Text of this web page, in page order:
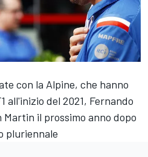
con la Alpine, che hanno
all'inizio del 2021, Fernando
Martin il prossimo anno dopo
pluriennale